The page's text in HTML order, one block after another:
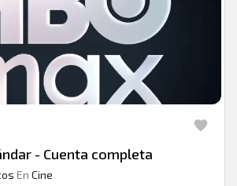
- Cuenta completa
En Cine